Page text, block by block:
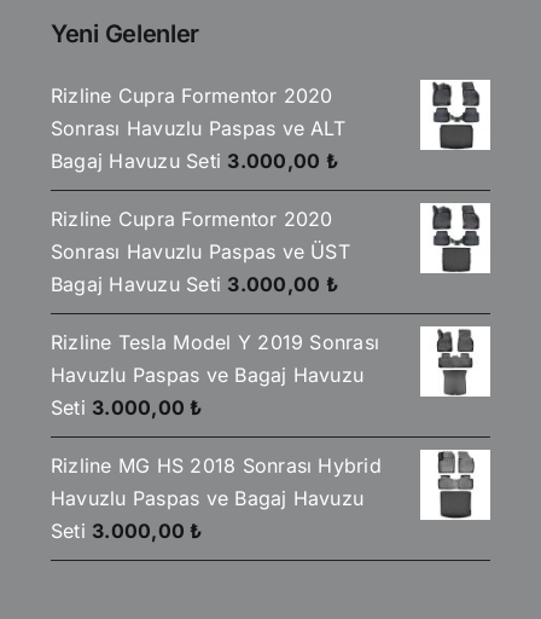
Yeni Gelenler
Rizline Cupra Formentor 2020
Sonrası Havuzlu Paspas ve ALT
Bagaj Havuzu Seti 3.000,00 ₺
Rizline Cupra Formentor 2020
Sonrası Havuzlu Paspas ve ÜST
Bagaj Havuzu Seti 3.000,00 ₺
Rizline Tesla Model Y 2019 Sonrası
Havuzlu Paspas ve Bagaj Havuzu
Seti 3.000,00 ₺
Rizline MG HS 2018 Sonrası Hybrid
Havuzlu Paspas ve Bagaj Havuzu
Seti 3.000,00 ₺